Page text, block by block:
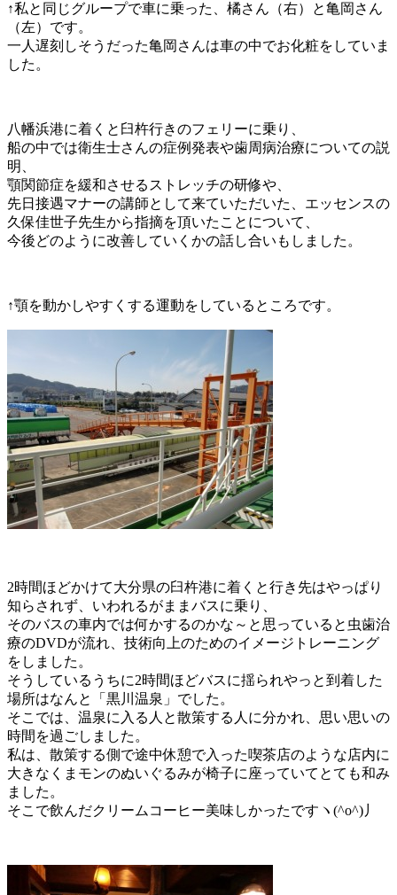
↑私と同じグループで車に乗った、橘さん（右）と亀岡さん
（左）です。
一人遅刻しそうだった亀岡さんは車の中でお化粧をしていま
した。
八幡浜港に着くと臼杵行きのフェリーに乗り、
船の中では衛生士さんの症例発表や歯周病治療についての説
明、
顎関節症を緩和させるストレッチの研修や、
先日接遇マナーの講師として来ていただいた、エッセンスの
久保佳世子先生から指摘を頂いたことについて、
今後どのように改善していくかの話し合いもしました。
↑顎を動かしやすくする運動をしているところです。
2時間ほどかけて大分県の臼杵港に着くと行き先はやっぱり
知らされず、いわれるがままバスに乗り、
そのバスの車内では何かするのかな～と思っていると虫歯治
療のDVDが流れ、技術向上のためのイメージトレーニング
をしました。
そうしているうちに2時間ほどバスに揺られやっと到着した
場所はなんと「黒川温泉」でした。
そこでは、温泉に入る人と散策する人に分かれ、思い思いの
時間を過ごしました。
私は、散策する側で途中休憩で入った喫茶店のような店内に
大きなくまモンのぬいぐるみが椅子に座っていてとても和み
ました。
そこで飲んだクリームコーヒー美味しかったですヽ(^o^)丿